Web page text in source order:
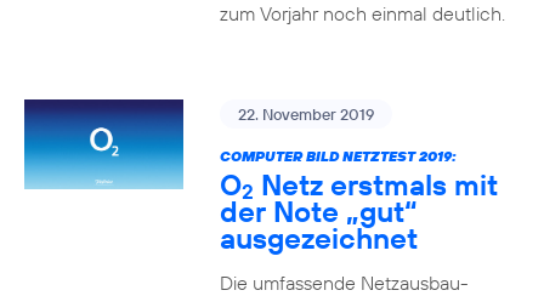
zum Vorjahr noch einmal deutlich.
22. November 2019
COMPUTER BILD NETZTEST 2019:
O2 Netz erstmals mit
der Note „gut“
ausgezeichnet
Die umfassende Netzausbau-